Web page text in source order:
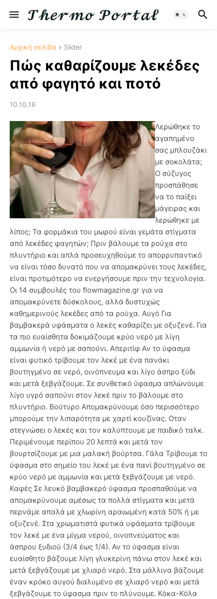
Αρχική σελίδα Slider
Πώς καθαρίζουμε λεκέδες
από φαγητό και ποτό
10.10.16
Λερώθηκε το
αγαπημένο
σας μπλουζάκι
με σοκολάτα;
Ο σύζυγος
προσπάθησε
να το παίξει
μάγειρας και
λερώθηκε με
λίπος; Τα φορμάκια του μωρού είναι γεμάτα στίγματα
από λεκέδες φαγητών; Πριν βάλουμε τα ρούχα στο
πλυντήριο και απλά προσευχηθούμε το απορρυπαντικό
να είναι τόσο δυνατό που να απομακρύνει τους λεκέδες,
είναι προτιμότερο να ενεργήσουμε πριν την τεχνολογία.
Οι 14 συμβουλές του flowmagazine.gr για να
απομακρύνετε δύσκολους, αλλά δυστυχώς
καθημερινούς λεκέδες από τα ρούχα. Αυγό Για
βαμβακερά υφάσματα ο λεκές καθαρίζει με οξυζενέ. Για
τα πιο ευαίσθητα δοκιμάζουμε κρύο νερό με λίγη
αμμωνία ή νερό με σαπούνι. Απεριτίφ Αν το ύφασμα
είναι φυτικό τρίβουμε τον λεκέ με ένα πανάκι
βουτηγμένο σε νερό, οινόπνευμα και λίγο άσπρο ξύδι
και μετά ξεβγάζουμε. Σε συνθετικό ύφασμα απλώνουμε
λίγο υγρό σαπούνι στον λεκέ πριν το βάλουμε στο
πλυντήριο. Βούτυρο Απομακρύνουμε όσο περισσότερο
μπορούμε την λιπαρότητα με χαρτί κουζίνας. Οταν
στεγνώσει ο λεκές και τον καλύπτουμε με παιδικό ταλκ.
Περιμένουμε περίπου 20 λεπτά και μετά τον
βουρτσίζουμε με μια μαλακή βούρτσα. Γάλα Τρίβουμε το
ύφασμα στο σημείο του λεκέ με ένα πανί βουτηγμένο σε
κρύο νερό με αμμωνία και μετά ξεβγάζουμε με νερό.
Καφές Σε λευκό βαμβακερό ύφασμα προσπαθούμε να
απομακρύνουμε αμέσως τα πολλά στίγματα και μετά
περνάμε απαλά με χλωρίνη αραιωμένη κατά 50% ή με
οξυζενέ. Στα χρωματιστά φυτικά υφάσματα τρίβουμε
τον λεκέ με ένα μίγμα νερού, οινοπνεύματος και
άσπρου ξυδιού (3/4 έως 1/4). Αν το ύφασμα είναι
ευαίσθητο βάζουμε λίγη γλυκερίνη πάνω στον λεκέ και
μετά ξεβγάζουμε με χλιαρό νερό. Στα μάλλινα βάζουμε
έναν κρόκο αυγού διαλυμένο σε χλιαρό νερό και μετά
ξεβγάζουμε το ύφασμα πριν το πλύνουμε. Κόκα-Κόλα